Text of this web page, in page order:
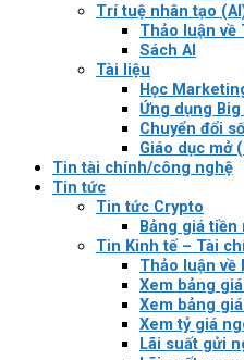
Trí tuệ nhân tạo
Thảo luận về
Sách AI
Tài liệu
Học
Ứng dụng Big
Chuyển đổi số
Giáo dục mở
Tin tài chính/công nghệ
Tin tức
Tin tức Crypto
Bảng giá tiền
Tin Kinh tế – Tài
Thảo luận về
Xem bảng
Xem bảng
Xem tỷ giá
Lãi suất gửi